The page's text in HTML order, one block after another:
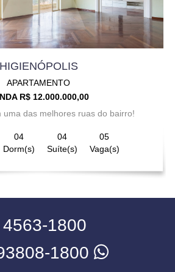
HIGIENÓPOLIS
APARTAMENTO
R$ 12.000.000,00
uma das melhores ruas do bairro!
04
Dorm(s)
04
Suíte(s)
05
Vaga(s)
4563-1800
1800